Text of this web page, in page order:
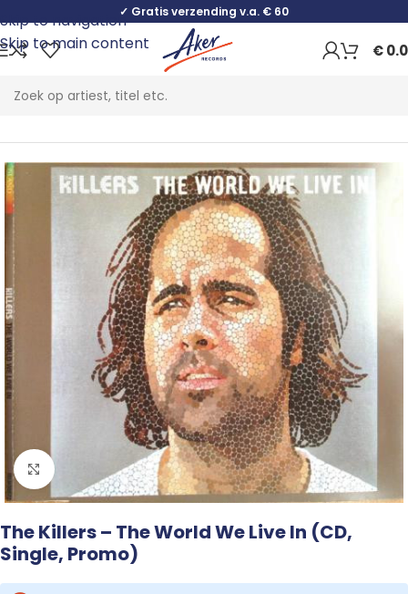
Skip to navigation
Skip to main content
✓ Gratis verzending v.a. € 60
€
Home Rock
Click to enlarge
The Killers – The World We Live In (CD,
Single, Promo)